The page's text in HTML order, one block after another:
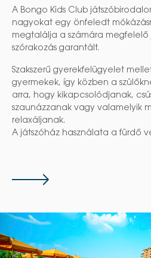
A Bongo Kids Club
nagyokat egy önfeledt
megtalálja a számára
szórakozás garantált.
Szakszerű gyerekfelügyelet
gyermekek, így közben a
arra, hogy kikapcsolódjanak,
szaunázzanak vagy valamelyik
relaxáljanak.
A játszóház használata a fürdő
Tovább